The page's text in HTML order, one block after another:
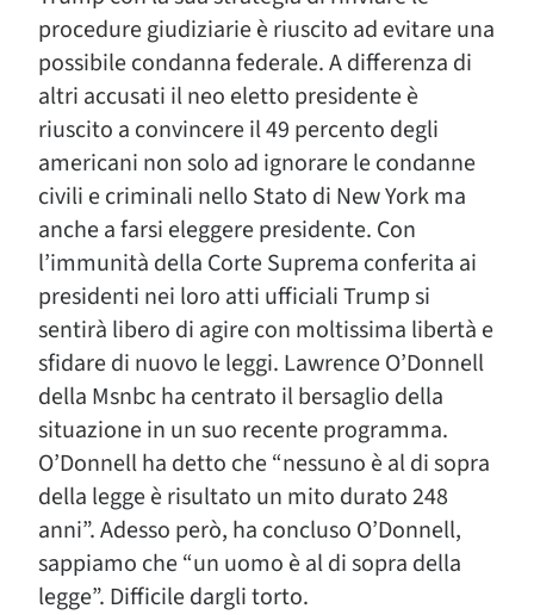
procedure giudiziarie è riuscito ad evitare una
possibile condanna federale. A differenza di
altri accusati il neo eletto presidente è
riuscito a convincere il 49 percento degli
americani non solo ad ignorare le condanne
civili e criminali nello Stato di New York ma
anche a farsi eleggere presidente. Con
l’immunità della Corte Suprema conferita ai
presidenti nei loro atti ufficiali Trump si
sentirà libero di agire con moltissima libertà e
sfidare di nuovo le leggi. Lawrence O’Donnell
della Msnbc ha centrato il bersaglio della
situazione in un suo recente programma.
O’Donnell ha detto che “nessuno è al di sopra
della legge è risultato un mito durato 248
anni”. Adesso però, ha concluso O’Donnell,
sappiamo che “un uomo è al di sopra della
legge”. Difficile dargli torto.